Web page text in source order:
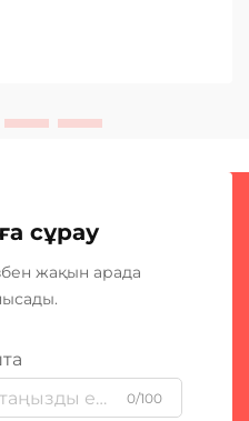
ақаулықтарын
сұрау
жақын арада
0/100